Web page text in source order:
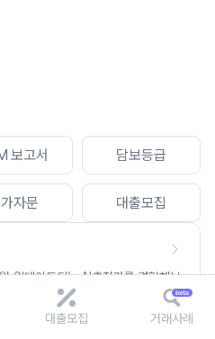
보고서 담보등급
자문 대출모집
업데이트되는 AI추정가를 경험해보
대출모집 거래사례